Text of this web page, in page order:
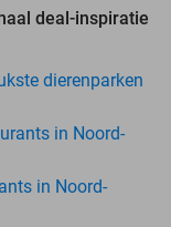
deal-inspiratie
dierenparken
in Noord-
in Noord-